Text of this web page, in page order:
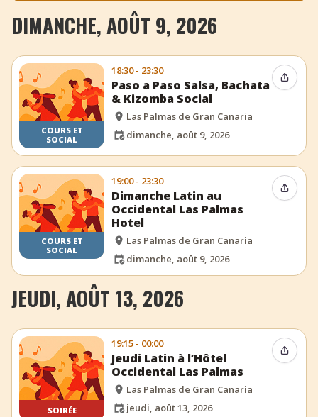
DIMANCHE, AOÛT 9, 2026
COURS ET
SOCIAL
18:30 - 23:30
Paso a Paso Salsa, Bachata
& Kizomba Social
Las Palmas de Gran Canaria
dimanche, août 9, 2026
COURS ET
SOCIAL
19:00 - 23:30
Dimanche Latin au
Occidental Las Palmas
Hotel
Las Palmas de Gran Canaria
dimanche, août 9, 2026
JEUDI, AOÛT 13, 2026
SOIRÉE
19:15 - 00:00
Jeudi Latin à l’Hôtel
Occidental Las Palmas
Las Palmas de Gran Canaria
jeudi, août 13, 2026